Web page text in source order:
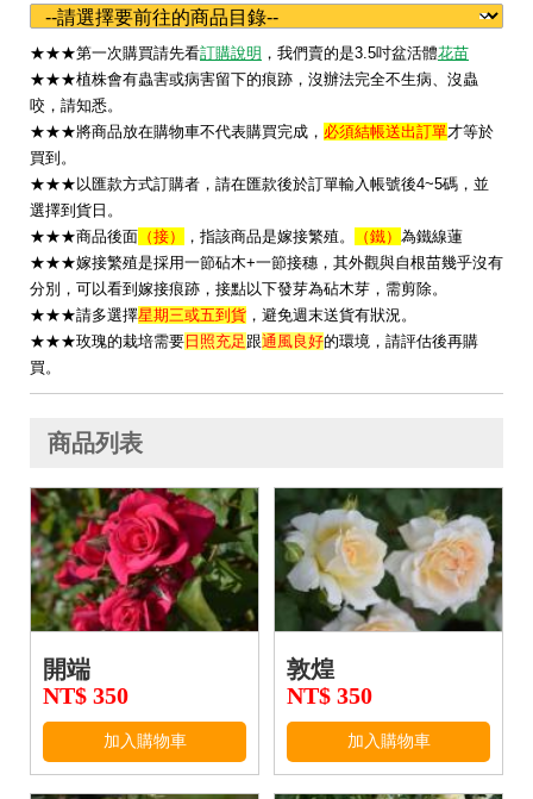
★★★第一次購買請先看訂購說明 ，我們賣的是3.5吋盆活體花苗
★★★植株會有蟲害或病害留下的痕跡，沒辦法完全不生病、沒蟲
咬，請知悉。
★★★將商品放在購物車不代表購買完成， 必須結帳送出訂單才等於
買到。
★★★以匯款方式訂購者，請在匯款後於訂單輸入帳號後4~5碼，並
選擇到貨日。
★★★商品後面 （接） ，指該商品是嫁接繁殖。 （鐵） 為鐵線蓮
★★★嫁接繁殖是採用一節砧木+一節接穗，其外觀與自根苗幾乎沒有
分別，可以看到嫁接痕跡，接點以下發芽為砧木芽，需剪除。
★★★請多選擇星期三或五到貨 ，避免週末送貨有狀況。
★★★玫瑰的栽培需要日照充足 跟通風良好的環境，請評估後再購
買。
商品列表
開端
NT$ 350
加入購物車
敦煌
NT$ 350
加入購物車